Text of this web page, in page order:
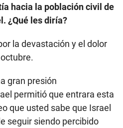
hacia la población civil de
¿Qué les diría?
la devastación y el dolor
gran presión
permitió que entrara esta
que usted sabe que Israel
seguir siendo percibido